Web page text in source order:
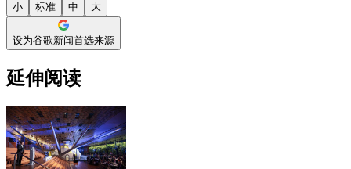
小 标准 中 大
设为谷歌新闻首选来源
延伸阅读